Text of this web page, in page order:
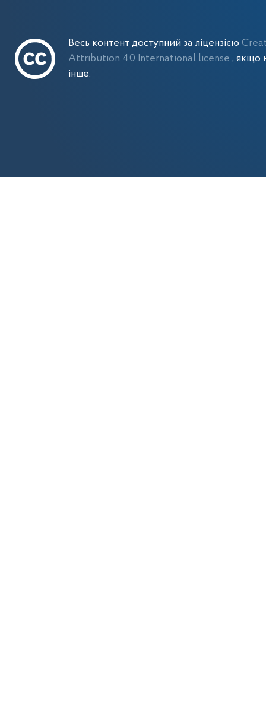
Весь контент доступний за ліцензією
Attribution 4.0 International license , якщо
інше.